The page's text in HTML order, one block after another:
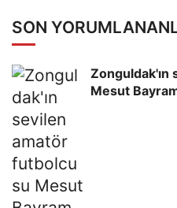
SON
Zonguldak'ın
Mesut